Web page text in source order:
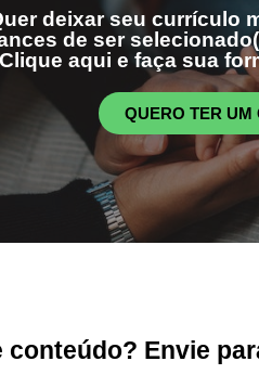
deixar seu currículo
de ser
aqui e faça sua
QUERO TER UM
conteúdo? Envie